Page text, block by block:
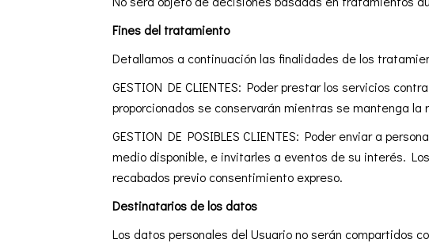
Fines del tratamiento
Detallamos a continuación las finalidades de los
GESTION DE CLIENTES: Poder prestar los servicios
proporcionados se conservarán mientras se mantenga
GESTION DE POSIBLES CLIENTES: Poder enviar a
medio disponible, e invitarles a eventos de su interés.
recabados previo consentimiento expreso.
Destinatarios de los datos
Los datos personales del Usuario no serán compartidos